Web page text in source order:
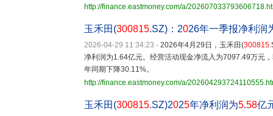
http://finance.eastmoney.com/a/
玉禾田(300815.SZ)：2026年一季报净利润
2026-04-29 11:34:23 - 2026年4月29日，玉禾田(300815
净利润为1.64亿元。经营活动现金净流入为7097.49万元
年同期下降30.11%。
http://finance.eastmoney.com/a/
玉禾田(300815.SZ)2025年净利润为5.58亿